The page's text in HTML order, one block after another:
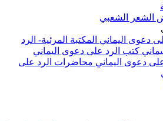
الشعر الشعبي
دعوى اليماني المكتبة المرئية- الرد
كتب الرد على دعوى اليماني
دعوى اليماني محاضرات الرد على